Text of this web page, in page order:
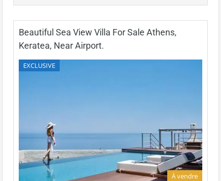
Beautiful Sea View Villa For Sale Athens,
Keratea, Near Airport.
EXCLUSIVE
À vendre